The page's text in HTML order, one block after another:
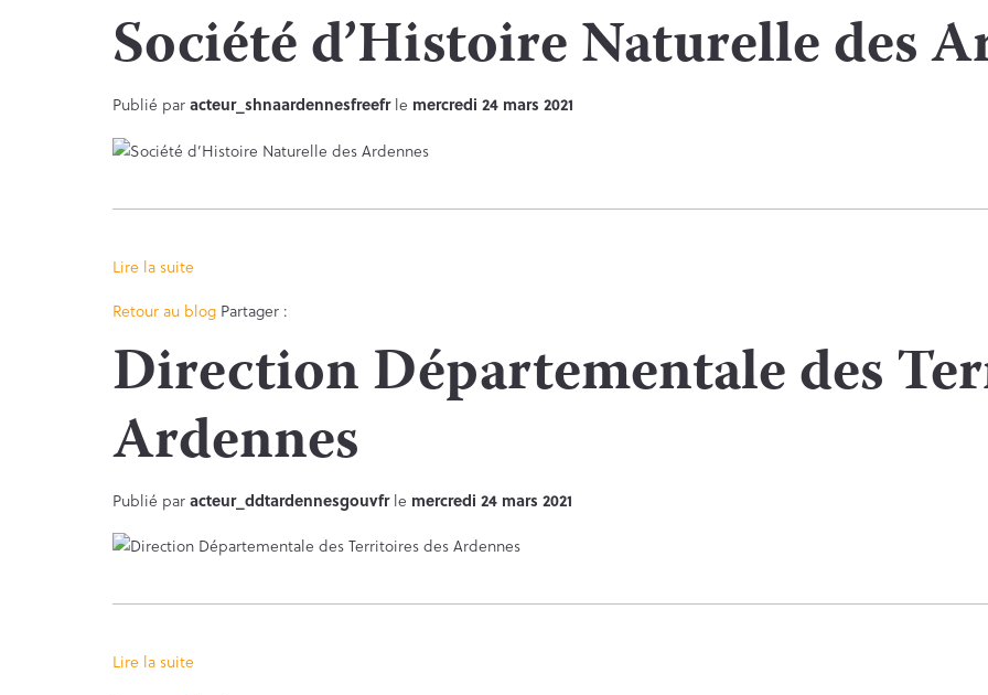
Société d’Histoire Naturelle des
Publié paracteur_shnaardennesfreefrle mercredi 24 mars 2021
Lire la suite
Retour au blog Partager :
Direction Départementale des
Ardennes
Publié paracteur_ddtardennesgouvfrle mercredi 24 mars 2021
Lire la suite